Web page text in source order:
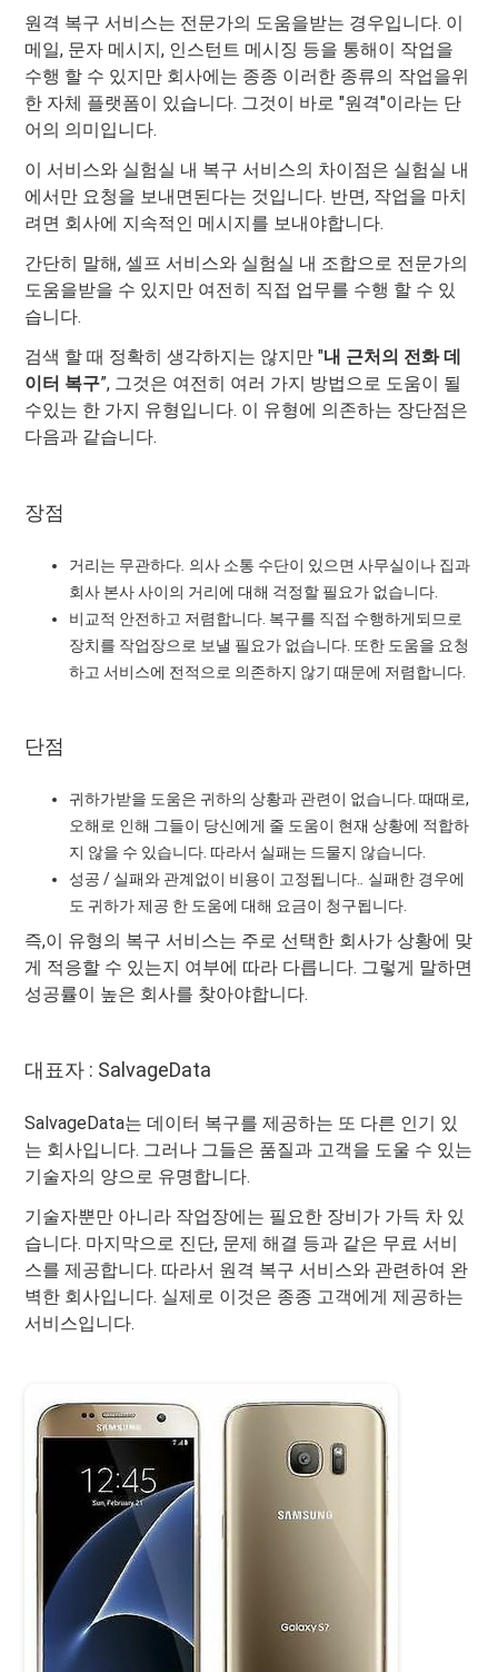
원격 복구 서비스는 전문가의 도움을받는 경우입니다. 이
메일, 문자 메시지, 인스턴트 메시징 등을 통해이 작업을
수행 할 수 있지만 회사에는 종종 이러한 종류의 작업을위
한 자체 플랫폼이 있습니다. 그것이 바로 "원격"이라는 단
어의 의미입니다.
이 서비스와 실험실 내 복구 서비스의 차이점은 실험실 내
에서만 요청을 보내면된다는 것입니다. 반면, 작업을 마치
려면 회사에 지속적인 메시지를 보내야합니다.
간단히 말해, 셀프 서비스와 실험실 내 조합으로 전문가의
도움을받을 수 있지만 여전히 직접 업무를 수행 할 수 있
습니다.
검색 할 때 정확히 생각하지는 않지만 "내 근처의 전화 데
이터 복구”, 그것은 여전히 ​​여러 가지 방법으로 도움이 될
수있는 한 가지 유형입니다. 이 유형에 의존하는 장단점은
다음과 같습니다.
장점
거리는 무관하다 의사 소통 수단이 있으면 사무실이나 집과
회사 본사 사이의 거리에 대해 걱정할 필요가 없습니다.
비교적 안전하고 저렴합니다. 복구를 직접 수행하게되므로
장치를 작업장으로 보낼 필요가 없습니다. 또한 도움을 요청
하고 서비스에 전적으로 의존하지 않기 때문에 저렴합니다.
단점
귀하가받을 도움은 귀하의 상황과 관련이 없습니다. 때때로,
오해로 인해 그들이 당신에게 줄 도움이 현재 상황에 적합하
지 않을 수 있습니다. 따라서 실패는 드물지 않습니다.
성공 / 실패와 관계없이 비용이 고정됩니다.
실패한 경우에
도 귀하가 제공 한 도움에 대해 요금이 청구됩니다.
즉,이 유형의 복구 서비스는 주로 선택한 회사가 상황에 맞
게 적응할 수 있는지 여부에 따라 다릅니다. 그렇게 말하면
성공률이 높은 회사를 찾아야합니다.
대표자 : SalvageData
SalvageData는 데이터 복구를 제공하는 또 다른 인기 있
는 회사입니다. 그러나 그들은 품질과 고객을 도울 수 있는
기술자의 양으로 유명합니다.
기술자뿐만 아니라 작업장에는 필요한 장비가 가득 차 있
습니다. 마지막으로 진단, 문제 해결 등과 같은 무료 서비
스를 제공합니다. 따라서 원격 복구 서비스와 관련하여 완
벽한 회사입니다. 실제로 이것은 종종 고객에게 제공하는
서비스입니다.